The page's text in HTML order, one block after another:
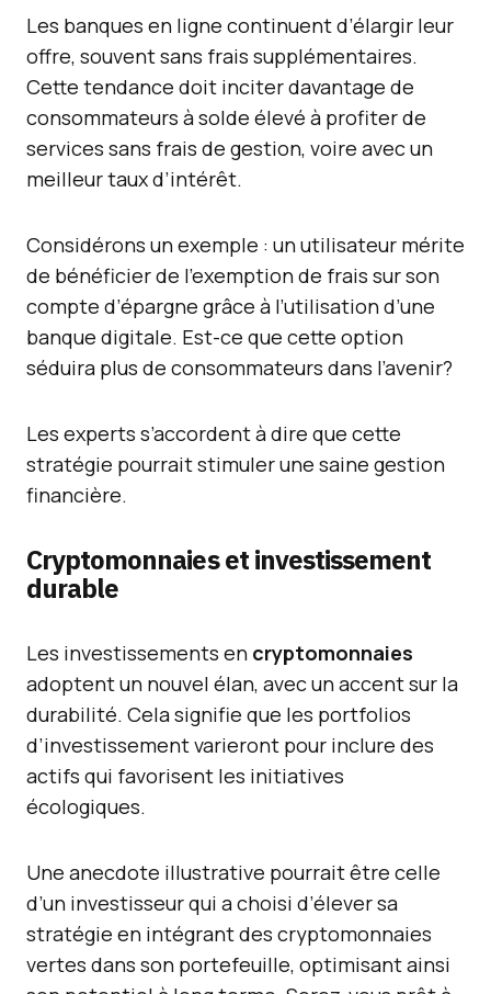
Les banques en ligne continuent d’élargir leur
offre, souvent sans frais supplémentaires.
Cette tendance doit inciter davantage de
consommateurs à solde élevé à profiter de
services sans frais de gestion, voire avec un
meilleur taux d’intérêt.
Considérons un exemple : un utilisateur mérite
de bénéficier de l’exemption de frais sur son
compte d’épargne grâce à l’utilisation d’une
banque digitale. Est-ce que cette option
séduira plus de consommateurs dans l’avenir?
Les experts s’accordent à dire que cette
stratégie pourrait stimuler une saine gestion
financière.
Cryptomonnaies et investissement
durable
Les investissements en cryptomonnaies
adoptent un nouvel élan, avec un accent sur la
durabilité. Cela signifie que les portfolios
d’investissement varieront pour inclure des
actifs qui favorisent les initiatives
écologiques.
Une anecdote illustrative pourrait être celle
d’un investisseur qui a choisi d’élever sa
stratégie en intégrant des cryptomonnaies
vertes dans son portefeuille, optimisant ainsi